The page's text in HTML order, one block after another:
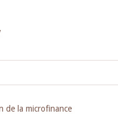
de la microfinance